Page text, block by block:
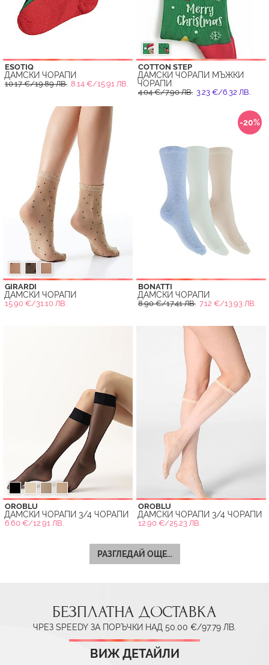
ESOTIQ
ДАМСКИ ЧОРАПИ
10.17 €/19.89 ЛВ. 8.14 €/15.91 ЛВ.
COTTON STEP
ДАМСКИ ЧОРАПИ МЪЖКИ
ЧОРАПИ
4.04 €/7.90 ЛВ. 3.23 €/6.32 ЛВ.
GIRARDI
ДАМСКИ ЧОРАПИ
15.90 €/31.10 ЛВ.
-20%
BONATTI
ДАМСКИ ЧОРАПИ
8.90 €/17.41 ЛВ. 7.12 €/13.93 ЛВ.
OROBLU
ДАМСКИ ЧОРАПИ 3/4 ЧОРАПИ
6.60 €/12.91 ЛВ.
OROBLU
ДАМСКИ ЧОРАПИ 3/4 ЧОРАПИ
12.90 €/25.23 ЛВ.
РАЗГЛЕДАЙ ОЩЕ...
БЕЗПЛАТНА ДОСТАВКА
ЧРЕЗ SPEEDY ЗА ПОРЪЧКИ НАД 50.00 €/97.79 ЛВ.
ВИЖ ДЕТАЙЛИ